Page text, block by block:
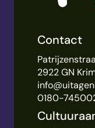
Contact
2922 GN
0180-